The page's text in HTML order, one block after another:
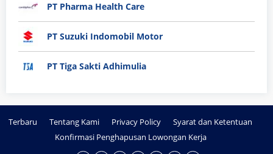
PT Pharma Health Care
PT Suzuki Indomobil Motor
PT Tiga Sakti Adhimulia
Terbaru Tentang Kami Privacy Policy
Syarat dan Ketentuan
Konfirmasi Penghapusan Lowongan Kerja